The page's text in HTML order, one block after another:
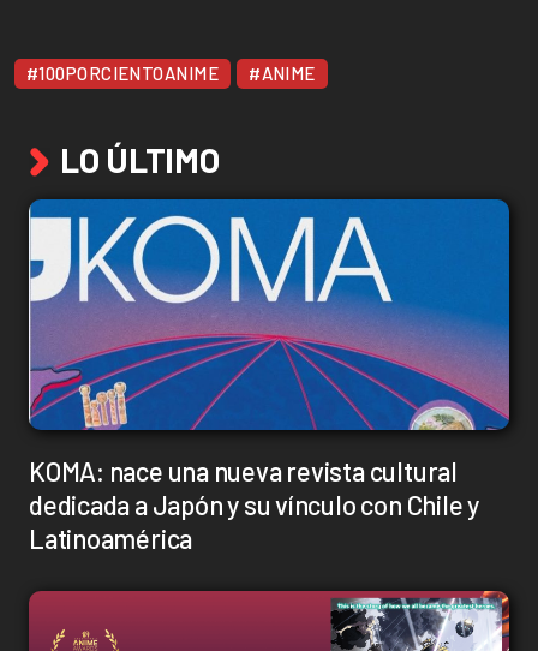
#100PORCIENTOANIME #ANIME
LO ÚLTIMO
KOMA: nace una nueva revista cultural
dedicada a Japón y su vínculo con Chile y
Latinoamérica